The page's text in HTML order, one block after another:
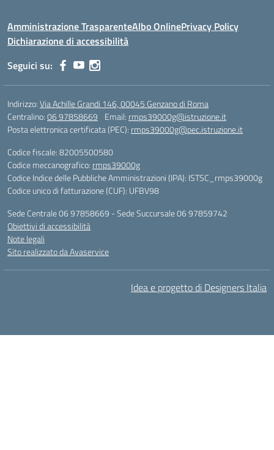
Amministrazione TrasparenteAlbo OnlinePrivacy Policy
Dichiarazione di accessibilità
Seguici su:
Indirizzo:Via Achille Grandi 146, 00045 Genzano di Roma
Centralino:06 97858669 Email: rmps39000g@istruzione.it
Posta elettronica certificata (PEC): rmps39000g@pec.istruzione.it
Codice fiscale: 82005500580
Codice meccanografico: rmps39000g
Codice Indice delle Pubbliche Amministrazioni (IPA): ISTSC_rmps39000g
Codice unico di fatturazione (CUF): UFBV98
Sede Centrale 06 97858669 - Sede Succursale 06 97859742
Obiettivi di accessibilità
Note legali
Sito realizzato da Avaservice
Idea e progetto di Designers Italia